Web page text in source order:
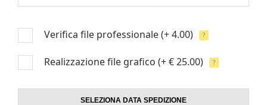
Verifica file professionale(+ 4.00) ?
Realizzazione file grafico (+ € 25.00) ?
SELEZIONA DATA SPEDIZIONE